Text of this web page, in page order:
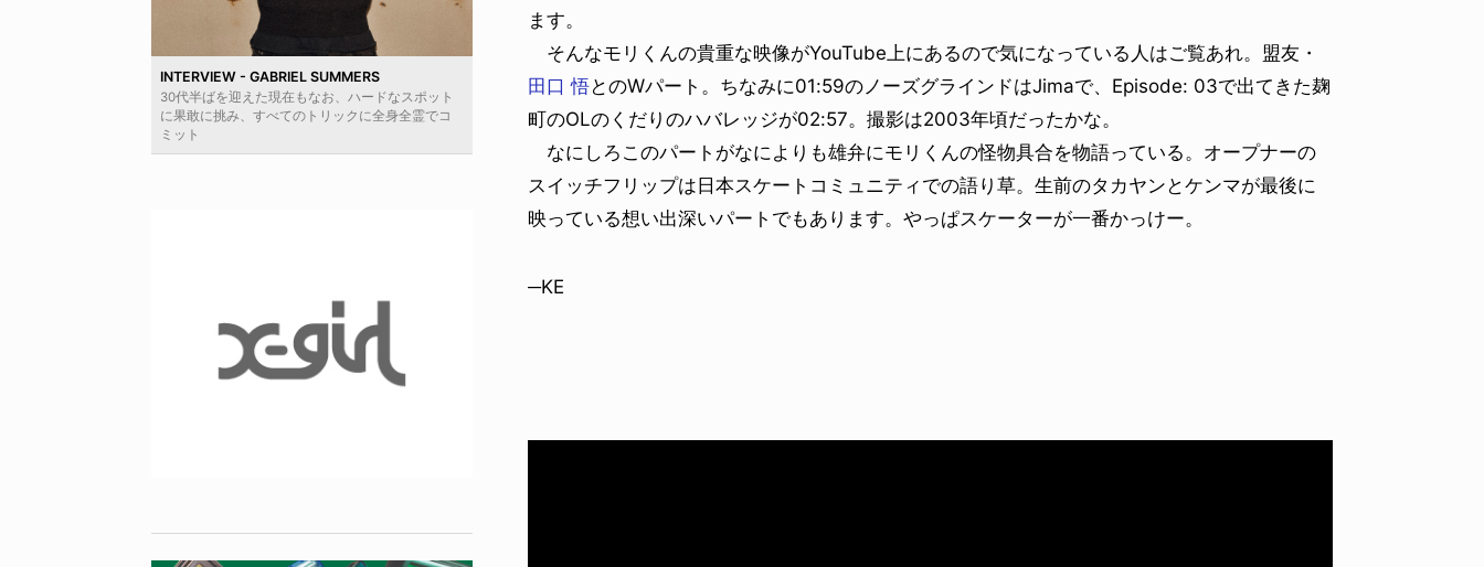
INTERVIEW - GABRIEL SUMMERS
30代半ばを迎えた現在もなお、ハードなスポット
に果敢に挑み、すべてのトリックに全身全霊でコ
ミット
ます。
そんなモリくんの貴重な映像がYouTube上にあるので気になっている人はご覧あれ。盟友・
田口 悟とのWパート。ちなみに01:59のノーズグラインドはJimaで、Episode: 03で出てきた麹
町のOLのくだりのハバレッジが02:57。撮影は2003年頃だったかな。
なにしろこのパートがなによりも雄弁にモリくんの怪物具合を物語っている。オープナーの
スイッチフリップは日本スケートコミュニティでの語り草。生前のタカヤンとケンマが最後に
映っている想い出深いパートでもあります。やっぱスケーターが一番かっけー。
─KE